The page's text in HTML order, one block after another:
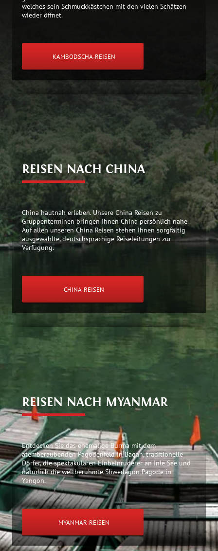
welches sein Schmuckkästchen mit den vielen Schätzen
wieder öffnet.
KAMBODSCHA-REISEN
REISEN NACH CHINA
China hautnah erleben. Unsere China Reisen zu
Gruppenterminen bringen Ihnen China persönlich nahe.
Auf allen unseren China Reisen stehen Ihnen sorgfältig
ausgewählte, deutschsprachige Reiseleitungen zur
Verfügung.
CHINA-REISEN
REISEN NACH MYANMAR
Entdecken Sie das ehemalige Burma mit dem
atemberaubenden Pagodenfeld in Bagan, traditionelle
Dörfer, die spektakulären Einbeinruderer an Inle See und
natürlich die weltberühmte Shwedagon Pagode in
Yangon.
MYANMAR-REISEN